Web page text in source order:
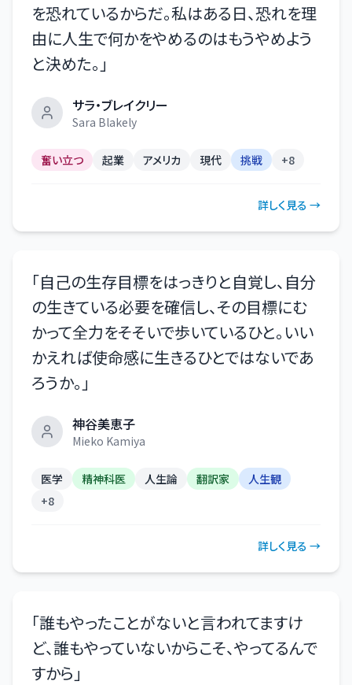
を恐れているからだ。私はある日、恐れを理
由に人生で何かをやめるのはもうやめよう
と決めた。 」
サラ・ブレイクリー
Sara Blakely
奮い立つ 起業 アメリカ 現代 挑戦 +8
詳しく見る →
「自己の生存目標をはっきりと自覚し、自分
の生きている必要を確信し、その目標にむ
かって全力をそそいで歩いているひと。いい
かえれば使命感に生きるひとではないであ
ろうか。 」
神谷美恵子
Mieko Kamiya
医学 精神科医 人生論 翻訳家
人生観
+8
詳しく見る →
「誰もやったことがないと言われてますけ
ど、誰もやっていないからこそ、やってるんで
すから 」